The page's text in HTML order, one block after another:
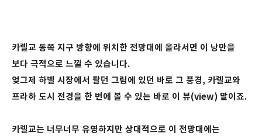
카렐교 동쪽 지구 방향에 위치한 전망대에 올라서면 이 낭만을
보다 극적으로 느낄 수 있습니다.
엊그제 하벨 시장에서 팔던 그림에 있던 바로 그 풍경, 카렐교와
프라하 도시 전경을 한 번에 볼 수 있는 바로 이 뷰(view) 말이죠.
카렐교는 너무너무 유명하지만 상대적으로 이 전망대에는